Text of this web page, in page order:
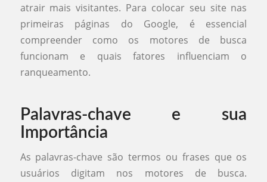
atrair mais visitantes. Para colocar seu site nas
primeiras páginas do Google, é essencial
compreender como os motores de busca
funcionam e quais fatores influenciam o
ranqueamento.
Palavras-chave e sua
Importância
As palavras-chave são termos ou frases que os
usuários digitam nos motores de busca.